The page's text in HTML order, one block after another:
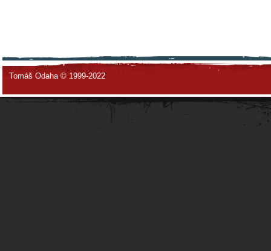
Tomáš Odaha © 1999-2022